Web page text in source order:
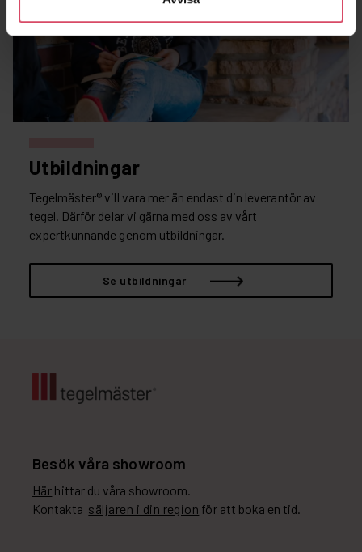
Utbildningar
Tegelmäster® vill vara mer än endast din leverantör av
tegel. Därför delar vi gärna med oss av vårt
expertkunnande genom utbildningar.
Se utbildningar
Besök våra showroom
Här hittar du våra showroom.
Kontakta säljaren i din region för att boka en tid.